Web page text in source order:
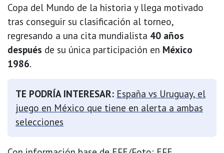
Copa del Mundo de la historia y llega motivado
tras conseguir su clasificación al torneo,
regresando a una cita mundialista 40 años
después de su única participación en México
1986.
TE PODRÍA INTERESAR: España vs Uruguay, el
juego en México que tiene en alerta a ambas
selecciones